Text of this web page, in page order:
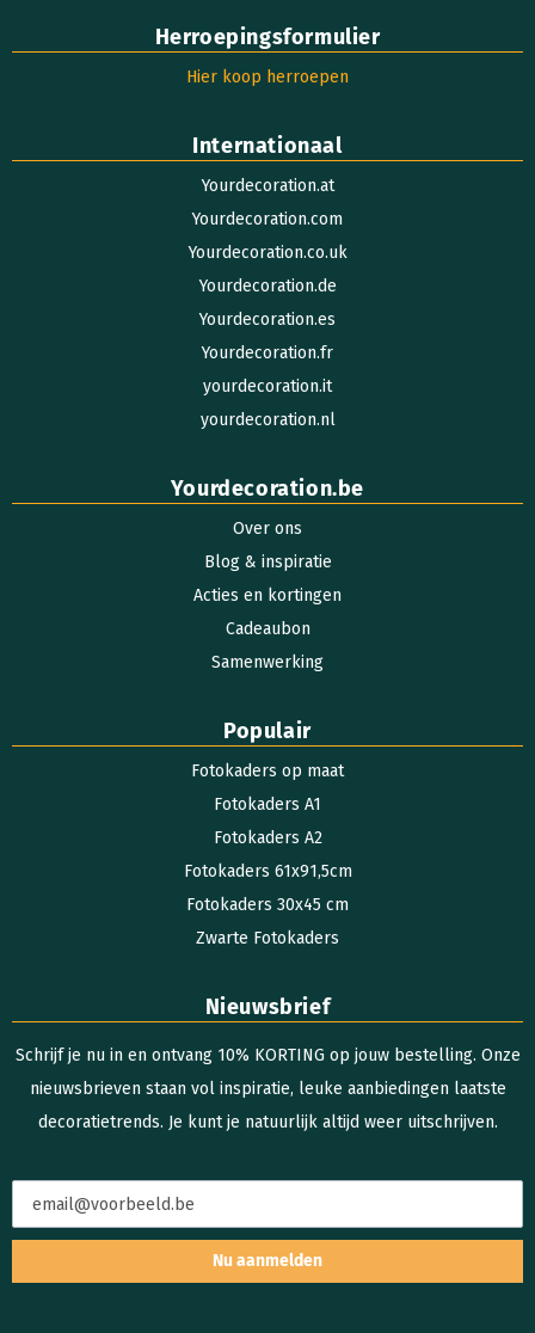
Herroepingsformulier
Hier koop herroepen
Internationaal
Yourdecoration.at
Yourdecoration.com
Yourdecoration.co.uk
Yourdecoration.de
Yourdecoration.es
Yourdecoration.fr
yourdecoration.it
yourdecoration.nl
Yourdecoration.be
Over ons
Blog & inspiratie
Acties en kortingen
Cadeaubon
Samenwerking
Populair
Fotokaders op maat
Fotokaders A1
Fotokaders A2
Fotokaders 61x91,5cm
Fotokaders 30x45 cm
Zwarte Fotokaders
Nieuwsbrief
Schrijf je nu in en ontvang 10% KORTING op jouw bestelling. Onze
nieuwsbrieven staan vol inspiratie, leuke aanbiedingen laatste
decoratietrends. Je kunt je natuurlijk altijd weer uitschrijven.
Nu aanmelden